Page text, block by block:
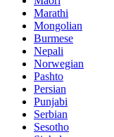
Marathi
Mongolian
Burmese
Nepali
Norwegian
Pashto
Persian
Punjabi
Serbian
Sesotho